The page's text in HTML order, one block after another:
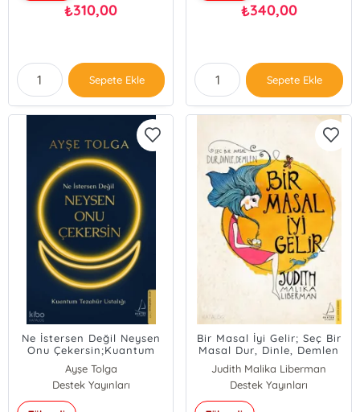
₺310,00
Sepete Ekle
₺340,00
Sepete Ekle
Ne İstersen Değil Neysen
Onu Çekersin;Kuantum
Tezahür Ustalığı
Ayşe Tolga
Destek Yayınları
Bir Masal İyi Gelir; Seç Bir
Masal Dur, Dinle, Demlen
Judith Malika Liberman
Destek Yayınları